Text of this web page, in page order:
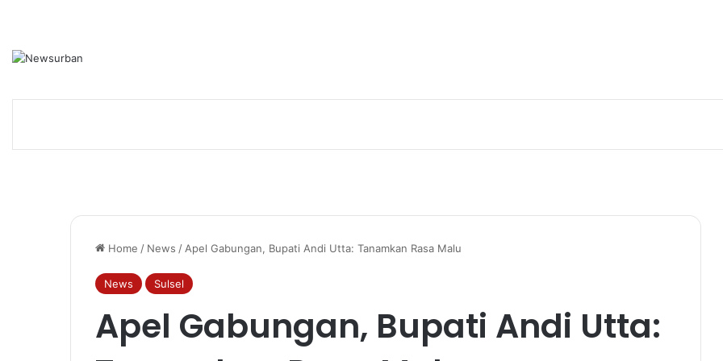
Home / News / Apel Gabungan, Bupati Andi Utta: Tanamkan Rasa Malu
News Sulsel
Apel Gabungan, Bupati Andi Utta: